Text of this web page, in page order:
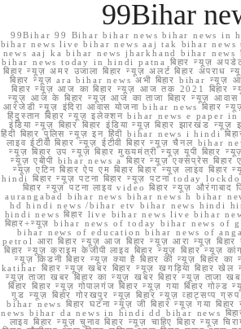
99Bihar
99Bihar 99 Bihar bihar news bihar news in
bihar news live bihar news aaj tak bihar
news aaj ka bihar news jharkhand bihar news
bihar news today in hindi patna बिहार न्यूज़ अपडेट
बिहार न्यूज़ अमर उजाला बिहार न्यूज़ अलर्ट बिहार
बिहार न्यूज़ ara bihar news अभी बिहार bihar
बिहार न्यूज़ आज का बिहार न्यूज़ आज तक 2021 बिहार
न्यूज़ आज के बिहार न्यूज़ आज का ताजा बिहार न्यूज़ आवास
आरजेडी न्यूज़ इंदिरा आवास योजना bihar news बिहार न्यूज़
हिंदुस्तान बिहार न्यूज़ इलेक्शन bihar news e paper
इंडिया न्यूज़ बिहार बिहार इंडिया न्यूज़ बिहार झारखंड न्यूज़
हिंदी बिहार पुलिस न्यूज़ इन हिंदी bihar news i hindi
लाइव ईटीवी बिहार न्यूज़ ईटीवी बिहार न्यूज़ चैनल bihar
न्यूज़ बिहार उप न्यूज़ बिहार मुख्यमंत्री न्यूज़ यूपी बिहार न्यूज़
न्यूज़ एबीपी bihar news a बिहार न्यूज़ एक्सप्रेस
न्यूज़ एटिन बिहार ऐप एम बिहार बिहार न्यूज़ लाइव
hindi बिहार न्यूज़ पटना बिहार न्यूज़ पटना today
बिहार न्यूज़ पटना लाइव video बिहार न्यूज़ औरंगाबाद
aurangabad bihar news bihar news h bihar
hd hindi news /bihar etv bihar news hindi
hindi news बिहार live bihar news live bihar
बिहार+न्यूज़ bihar news of today bihar news of
bihar news of education bihar news of
petrol आरा बिहार न्यूज़ आज बिहार न्यूज़ आरा न्यूज़
बिहार न्यूज़ क्राइम केजीपी लाइव बिहार न्यूज़ बिहार न्यूज़
न्यूज़ किडनी बिहार न्यूज़ क्या है बिहार की न्यूज़ बिहार
katihar बिहार न्यूज़ खबर बिहार न्यूज़ खगड़िया बिहार खेल
न्यूज़ ताजा खबर बिहार का न्यूज़ खबर बिहार न्यूज़ ताजा
बिहार बिहार न्यूज़ गोपालगंज बिहार न्यूज़ गया बिहार गोल्ड
गुड न्यूज़ बिहार गोरखपुर न्यूज़ बिहार न्यूज़ व्हाट्सप्प
bihar news बिहार घटना न्यूज़ जी बिहार न्यूज़ गया
news bihar da news in hindi dd bihar news
लाइव बिहार न्यूज़ चुनाव बिहार न्यूज़ चाहिए बिहार न्यूज़